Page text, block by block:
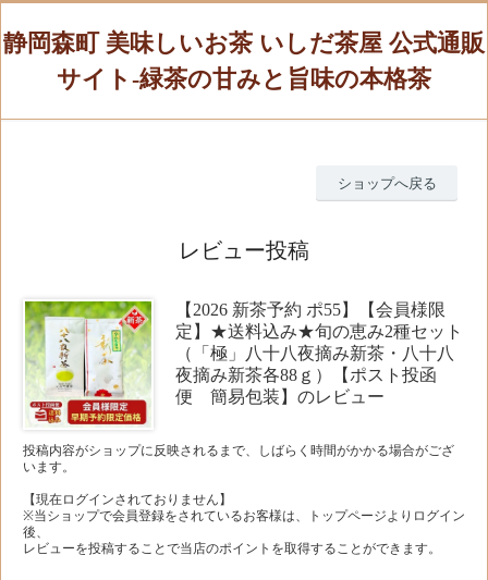
静岡森町 美味しいお茶 いしだ茶屋 公式通販
サイト-緑茶の甘みと旨味の本格茶
ショップへ戻る
レビュー投稿
【2026 新茶予約 ポ55】【会員様限
定】★送料込み★旬の恵み2種セット
（「極」八十八夜摘み新茶・八十八
夜摘み新茶各88ｇ）【ポスト投函
便 簡易包装】のレビュー
投稿内容がショップに反映されるまで、しばらく時間がかかる場合がござ
います。
【現在ログインされておりません】
※当ショップで会員登録をされているお客様は、トップページよりログイン
後、
レビューを投稿することで当店のポイントを取得することができます。